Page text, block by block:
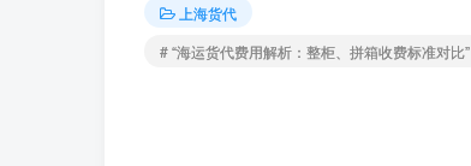
上海货代
# “海运货代费用解析：整柜、拼箱收费标准对比”